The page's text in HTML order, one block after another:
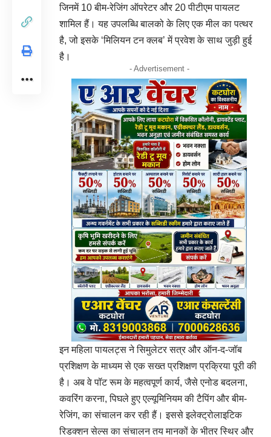
जिनमें 10 बीम-रेजिंग ऑपरेटर और 20 पीटीएम पायलट
शामिल हैं। यह उपलब्धि बालको के लिए एक मील का पत्थर
है, जो इसके ‘मिलियन टन क्लब’ में प्रवेश के साथ जुड़ी हुई
है।
- Advertisement -
इन महिला पायलट्स ने सिमुलेटर सत्र और ऑन-द-जॉब
प्रशिक्षण के माध्यम से एक सख्त प्रशिक्षण प्रक्रिया पूरी की
है। अब वे पॉट रूम के महत्वपूर्ण कार्य, जैसे एनोड बदलना,
कवरिंग करना, पिघले हुए एल्यूमिनियम की टैपिंग और बीम-
रेजिंग, का संचालन कर रही हैं। इससे इलेक्ट्रोलाइटिक
रिडक्शन सेल्स का संचालन तय मानकों के भीतर स्थिर और